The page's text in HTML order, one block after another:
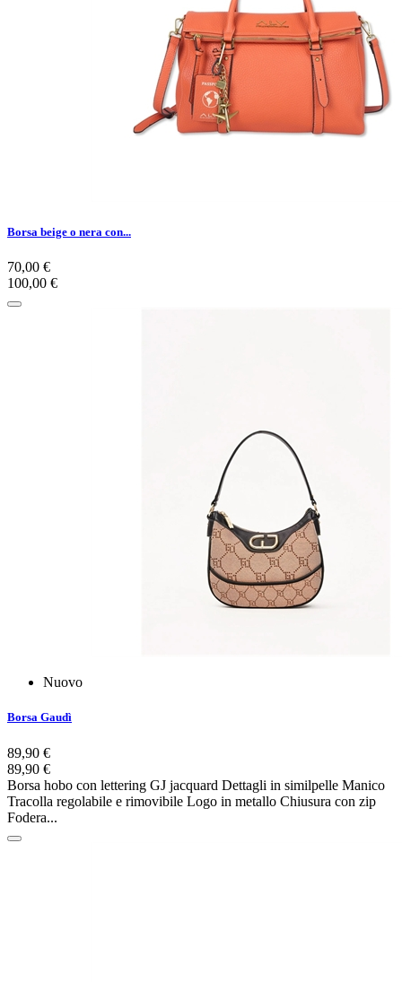
Borsa beige o nera con...
70,00 €
100,00 €
Nuovo
Borsa Gaudì
89,90 €
89,90 €
Borsa hobo con lettering GJ jacquard Dettagli in similpelle Manico
Tracolla regolabile e rimovibile Logo in metallo Chiusura con zip
Fodera...